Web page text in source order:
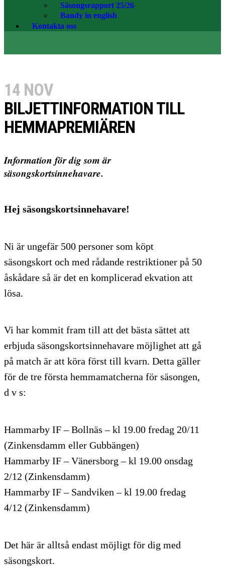
Säsongsrapport 25/26
Bandy in english
Kontakta oss
14 NOV
BILJETTINFORMATION TILL
HEMMAPREMIÄREN
Information för dig som är
säsongskortsinnehavare.
Hej säsongskortsinnehavare!
Ni är ungefär 500 personer som köpt
säsongskort och med rådande restriktioner på 50
åskådare så är det en komplicerad ekvation att
lösa.
Vi har kommit fram till att det bästa sättet att
erbjuda säsongskortsinnehavare möjlighet att gå
på match är att köra först till kvarn. Detta gäller
för de tre första hemmamatcherna för säsongen,
d v s:
Hammarby IF – Bollnäs – kl 19.00 fredag 20/11
(Zinkensdamm eller Gubbängen)
Hammarby IF – Vänersborg – kl 19.00 onsdag
2/12 (Zinkensdamm)
Hammarby IF – Sandviken – kl 19.00 fredag
4/12 (Zinkensdamm)
Det här är alltså endast möjligt för dig med
säsongskort.